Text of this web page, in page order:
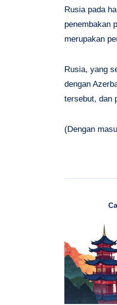
Rusia pada
penembakan
merupakan
Rusia, yang
dengan
tersebut, dan
(Dengan